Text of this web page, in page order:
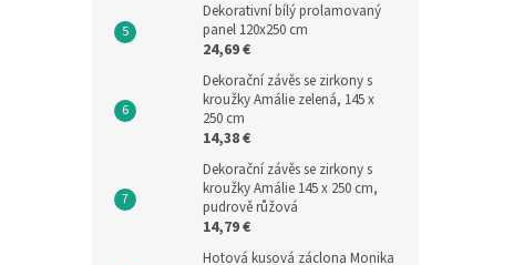
Dekorativní bílý prolamovaný
panel 120x250 cm
24,69 €
Dekorační závěs se zirkony s
kroužky Amálie zelená, 145 x
250 cm
14,38 €
Dekorační závěs se zirkony s
kroužky Amálie 145 x 250 cm,
pudrově růžová
14,79 €
Hotová kusová záclona Monika